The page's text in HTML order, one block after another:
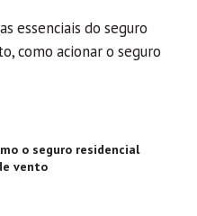
essenciais do seguro
como acionar o seguro
o seguro residencial
vento